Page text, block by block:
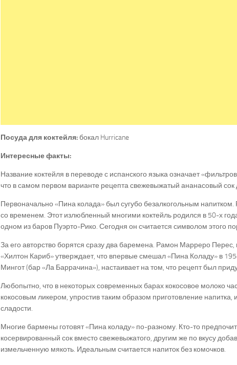
Посуда для коктейля:бокал Hurricane
Интересные факты:
Название коктейля в переводе с испанского языка означает
что в самом первом варианте рецепта свежевыжатый ананасовый
Первоначально «Пина колада» был сугубо безалкогольным
со временем. Этот излюбленный многими коктейль родился в 50-х
одном из баров Пуэрто-Рико. Сегодня он считается символом этого
За его авторство борятся сразу два баремена. Рамон Марреро Перес,
«Хилтон Кариб» утверждает, что впервые смешал «Пина Коладу» в
Мингот (бар «Ла Баррачина»), настаивает на том, что рецепт был
Любопытно, что в некоторых современных барах кокосовое молоко
кокосовым ликером, упростив таким образом приготовление
сладости.
Многие бармены готовят «Пина коладу» по-разному. Кто-то
косервированный сок вместо свежевыжатого, другим же по вкусу
измельченную мякоть. Идеальным считается напиток без комочков.